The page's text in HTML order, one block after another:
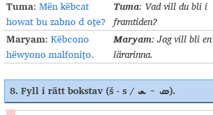
Tuma:Mën këbcat
howat bu zabno d oṯe?
Tuma: Vad vill du bli i
framtiden?
Maryam:Këbcono
hëwyono malfoniṯo.
Maryam:Jag vill bli en
lärarinna.
8. Fyll i rätt bokstav (š - s / ܣ - ܫ).